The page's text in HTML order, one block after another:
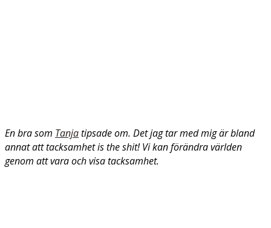
En bra som Tanjatipsade om. Det jag tar med mig är bland
annat att tacksamhet is the shit! Vi kan förändra världen
genom att vara och visa tacksamhet.